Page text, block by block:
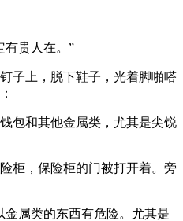
有贵人在。”
子上，脱下鞋子，光着脚啪嗒
包和其他金属类，尤其是尖锐
柜，保险柜的门被打开着。旁
属类的东西有危险。尤其是